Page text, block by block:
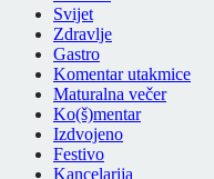
Svijet
Zdravlje
Gastro
Komentar utakmice
Maturalna večer
Ko(š)mentar
Izdvojeno
Festivo
Kancelarija